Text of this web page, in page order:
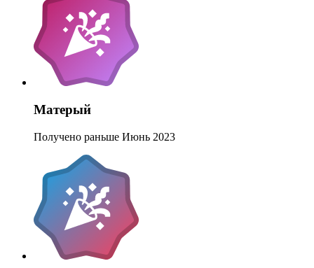
Матерый
Получено раньше Июнь 2023